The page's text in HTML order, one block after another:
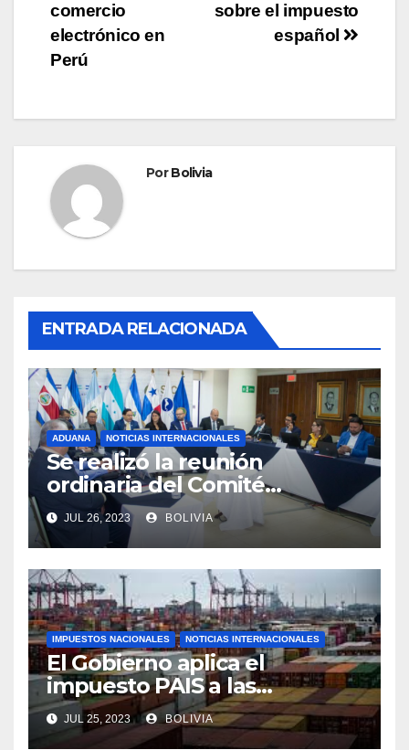
sobre el impuesto
español
comercio
electrónico en
Perú
PorBolivia
ENTRADA RELACIONADA
ADUANA NOTICIAS INTERNACIONALES
Se realizó la reunión
ordinaria del Comité
Aduanero Centroamericano
JUL 26, 2023 BOLIVIA
IMPUESTOS NACIONALES NOTICIAS INTERNACIONALES
El Gobierno aplica el
impuesto PAIS a las
importaciones de algunos
bienes y servicios
JUL 25, 2023 BOLIVIA